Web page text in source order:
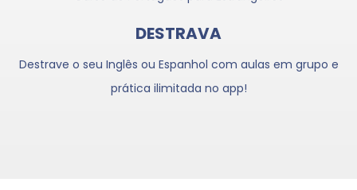
DESTRAVA
Destrave o seu Inglês ou Espanhol com aulas em grupo e
prática ilimitada no app!